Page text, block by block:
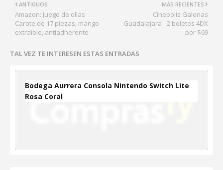
MÁS RECIENTES
Cinepolis Galerias
Guadalajara - 2 boletos 4DX
por $69
ANTIGUOS
Amazon: Juego de ollas
Carote de 17 piezas, mango
extraible, antiadherente
TAL VEZ TE INTERESEN ESTAS ENTRADAS
Bodega Aurrera Consola Nintendo Switch Lite
Rosa Coral